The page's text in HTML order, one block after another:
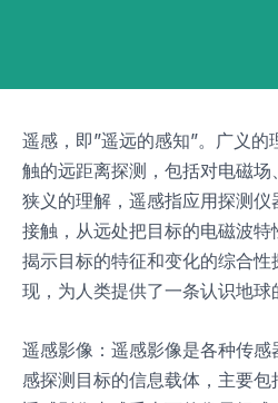
遥感，即”遥远的感知”。广义
触的远距离探测，包括对电磁
狭义的理解，遥感指应用探测
接触，从远处把目标的电磁波特
揭示目标的特征和变化的综合
现，为人类提供了一条认识地球
遥感影像：遥感影像是各种传
感探测目标的信息载体，主要包